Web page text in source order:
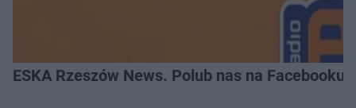
ESKA Rzeszów News. Polub nas na Facebooku!